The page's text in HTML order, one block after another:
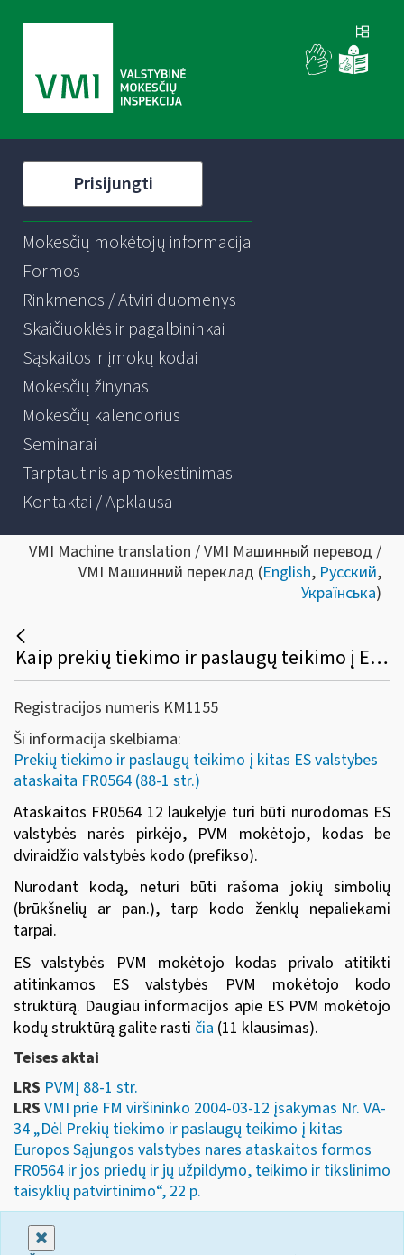
Prisijungti
Mokesčių mokėtojų informacija
Formos
Rinkmenos / Atviri duomenys
Skaičiuoklės ir pagalbininkai
Sąskaitos ir įmokų kodai
Mokesčių žinynas
Mokesčių kalendorius
Seminarai
Tarptautinis apmokestinimas
Kontaktai / Apklausa
VMI Machine translation / VMI Машинный перевод /
VMI Машинний переклад (English, Русский,
Українська)
Kaip prekių tiekimo ir paslaugų teikimo į ES valstybes nares ataskaitoje (FR0564) turi būti įrašomas ES valstybės PVM mokėtojo kodas?
Registracijos numeris KM1155
Ši informacija skelbiama:
Prekių tiekimo ir paslaugų teikimo į kitas ES valstybes
ataskaita FR0564 (88-1 str.)
Ataskaitos FR0564 12 laukelyje turi būti nurodomas ES
valstybės narės pirkėjo, PVM mokėtojo, kodas be
dviraidžio valstybės kodo (prefikso).
Nurodant kodą, neturi būti rašoma jokių simbolių
(brūkšnelių ar pan.), tarp kodo ženklų nepaliekami
tarpai.
ES valstybės PVM mokėtojo kodas privalo atitikti
atitinkamos ES valstybės PVM mokėtojo kodo
struktūrą. Daugiau informacijos apie ES PVM mokėtojo
kodų struktūrą galite rasti čia (11 klausimas).
Teises aktai
LRS PVMĮ 88-1 str.
LRS VMI prie FM viršininko 2004-03-12 įsakymas Nr. VA-
34 „Dėl Prekių tiekimo ir paslaugų teikimo į kitas
Europos Sąjungos valstybes nares ataskaitos formos
FR0564 ir jos priedų ir jų užpildymo, teikimo ir tikslinimo
taisyklių patvirtinimo“, 22 p.